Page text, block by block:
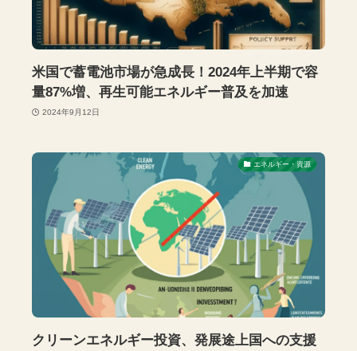
米国で蓄電池市場が急成長！2024年上半期で容
量87%増、再生可能エネルギー普及を加速
2024年9月12日
エネルギー・資源
クリーンエネルギー投資、発展途上国への支援